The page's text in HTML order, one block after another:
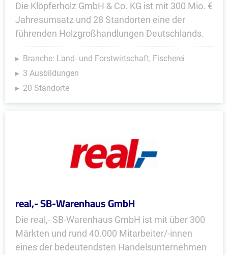
Die Klöpferholz GmbH & Co. KG ist mit 300 Mio. €
Jahresumsatz und 28 Standorten eine der
führenden Holzgroßhandlungen Deutschlands.
Branche: Land- und Forstwirtschaft, Fischerei
3 Ausbildungen
20 Standorte
real,- SB-Warenhaus GmbH
Die real,- SB-Warenhaus GmbH ist mit über 300
Märkten und rund 40.000 Mitarbeiter/-innen
eines der bedeutendsten Handelsunternehmen